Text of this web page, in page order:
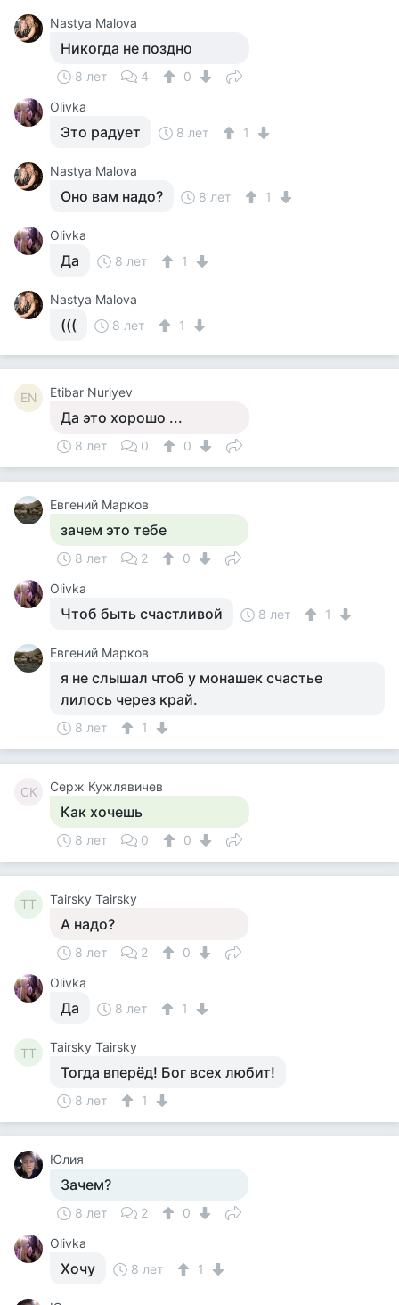
Nastya Malova
Никогда не поздно
8 лет 4
0
Olivka
Это радует 8 лет 1
Nastya Malova
Оно вам надо? 8 лет 1
Olivka
Да 8 лет 1
Nastya Malova
((( 8 лет 1
EN Etibar Nuriyev
Да это хорошо ...
8 лет 0 0
Евгений Марков
зачем это тебе
8 лет 2
0
Olivka
Чтоб быть счастливой 8 лет 1
Евгений Марков
я не слышал чтоб у монашек счастье
лилось через край.
8 лет 1
СК Серж Кужлявичев
Как хочешь
8 лет 0 0
TT Tairsky Tairsky
А надо?
8 лет 2
0
Olivka
Да 8 лет 1
TT Tairsky Tairsky
Тогда вперёд! Бог всех любит!
8 лет 1
Юлия
Зачем?
8 лет 2
0
Olivka
Хочу 8 лет 1